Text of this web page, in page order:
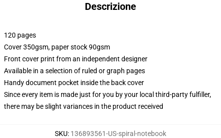
Descrizione
120 pages
Cover 350gsm, paper stock 90gsm
Front cover print from an independent designer
Available in a selection of ruled or graph pages
Handy document pocket inside the back cover
Since every item is made just for you by your local third-party fulfiller,
there may be slight variances in the product received
SKU: 136893561-US-spiral-notebook